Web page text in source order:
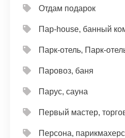
Отдам подарок
Пар-house, банный
Парк-отель, Парк-
Паровоз, баня
Парус, сауна
Первый мастер,
Персона,